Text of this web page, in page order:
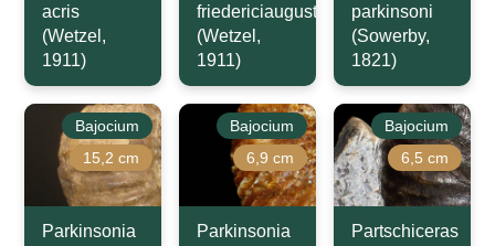
acris
(Wetzel,
1911)
friedericiaugusti
(Wetzel,
1911)
parkinsoni
(Sowerby,
1821)
Bajocium
15,2 cm
Parkinsonia
Bajocium
6,9 cm
Parkinsonia
Bajocium
6,5 cm
Partschiceras